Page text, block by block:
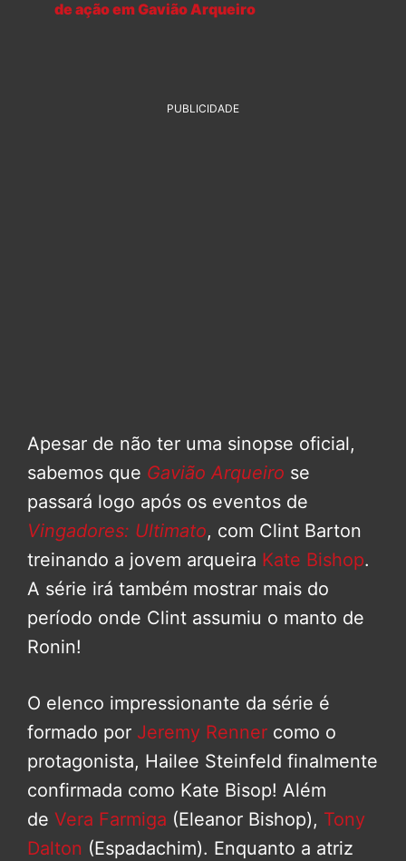
de ação em Gavião Arqueiro
PUBLICIDADE
Apesar de não ter uma sinopse oficial,
sabemos que Gavião Arqueiro se
passará logo após os eventos de
Vingadores: Ultimato, com Clint Barton
treinando a jovem arqueira Kate Bishop.
A série irá também mostrar mais do
período onde Clint assumiu o manto de
Ronin!
O elenco impressionante da série é
formado por Jeremy Renner como o
protagonista, Hailee Steinfeld finalmente
confirmada como Kate Bisop! Além
de Vera Farmiga (Eleanor Bishop), Tony
Dalton (Espadachim). Enquanto a atriz